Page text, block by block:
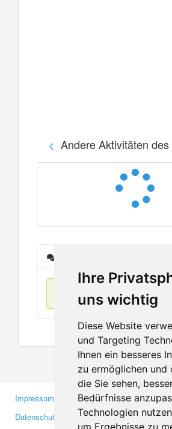
Ihre
uns wichtig
Diese Website
und Targeting
Ihnen ein besseres
zu ermöglichen und
die Sie sehen,
Bedürfnisse
Technologien
um Ergebnisse zu
Andere Aktivitäten
Keine Einträge
Impressum
Datenschutzerklärung